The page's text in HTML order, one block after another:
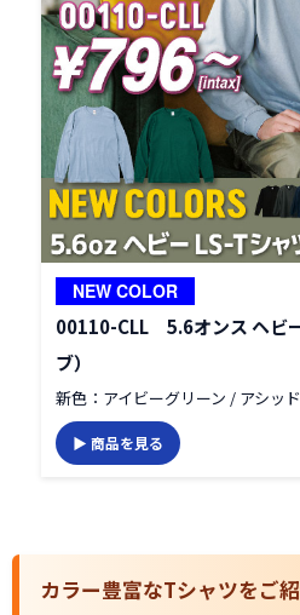
NEW COLOR
00110-CLL 5.6オンス ヘビ
ブ）
新色：アイビーグリーン / アシッ
▶ 商品を見る
カラー豊富なTシャツをご紹